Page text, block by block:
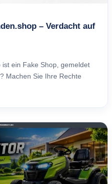
– Verdacht auf
ein Fake Shop, gemeldet
Machen Sie Ihre Rechte